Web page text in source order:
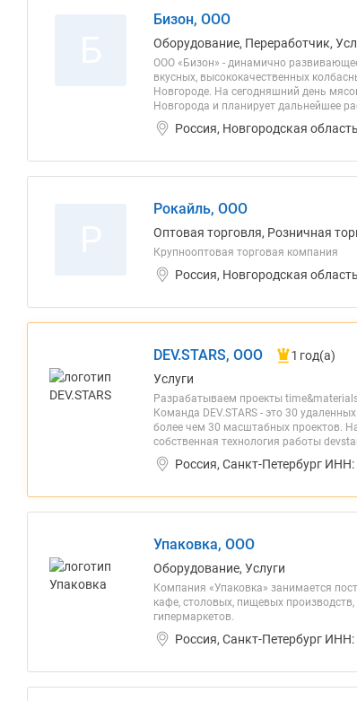
Бизон, ООО
Оборудование, Переработчик,
ООО «Бизон» - динамично
вкусных, высококачественных
Новгороде. На сегодняшний день
Новгорода и планирует дальнейшее
Россия, Новгородская
Рокайль, ООО
Оптовая торговля, Розничная
Крупнооптовая торговая компания
Россия, Новгородская
DEV.STARS, ООО
1 год(а)
Услуги
Разрабатываем проекты
Команда DEV.STARS - это 30
более чем 30 масштабных проектов.
собственная технология работы
Россия, Санкт-Петербург ИНН:
Упаковка, ООО
Оборудование, Услуги
Компания «Упаковка» занимается
кафе, столовых, пищевых
гипермаркетов.
Россия, Санкт-Петербург